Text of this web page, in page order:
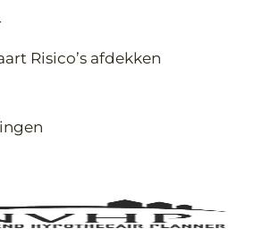
Risico’s afdekken